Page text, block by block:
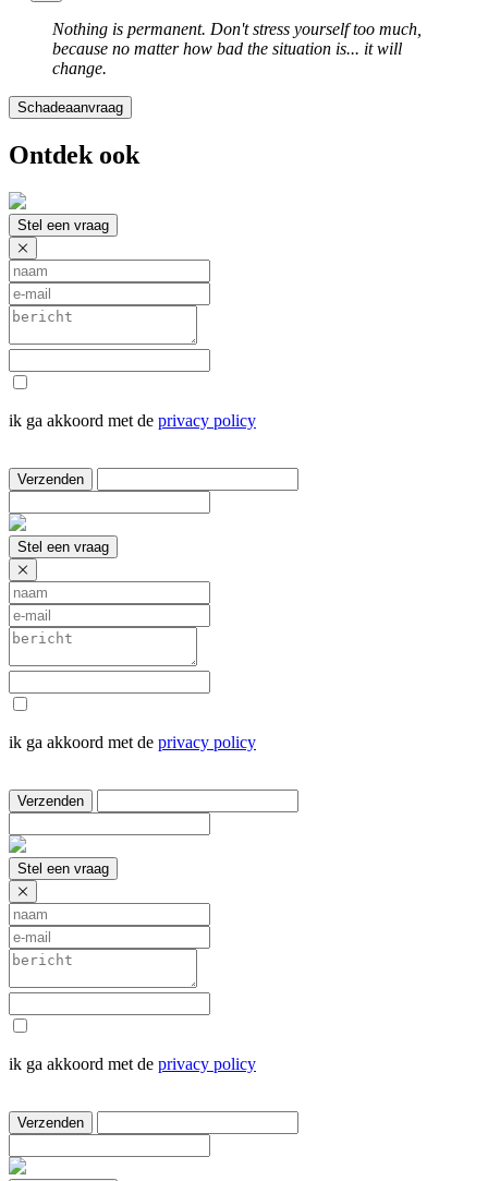
Nothing is permanent. Don't stress yourself too much,
because no matter how bad the situation is... it will
change.
Schadeaanvraag
Ontdek ook
Stel een vraag
ik ga akkoord met de privacy policy
Verzenden
Stel een vraag
ik ga akkoord met de privacy policy
Verzenden
Stel een vraag
ik ga akkoord met de privacy policy
Verzenden